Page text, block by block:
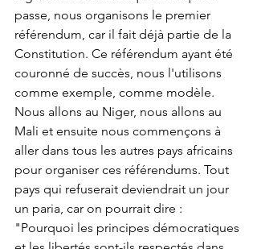
passe, nous organisons le premier
référendum, car il fait déjà partie de la
Constitution. Ce référendum ayant été
couronné de succès, nous l'utilisons
comme exemple, comme modèle.
Nous allons au Niger, nous allons au
Mali et ensuite nous commençons à
aller dans tous les autres pays africains
pour organiser ces référendums. Tout
pays qui refuserait deviendrait un jour
un paria, car on pourrait dire :
"Pourquoi les principes démocratiques